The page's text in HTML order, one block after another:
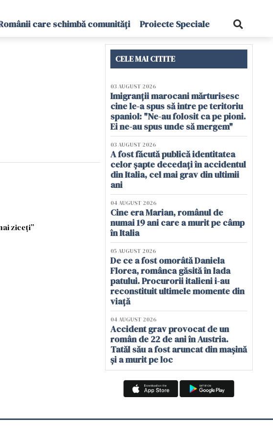
care schimbă comunități Proiecte Speciale
ziceți”
CELE MAI CITITE
03 AUGUST 2026
Imigranții marocani mărturisesc
cine le-a spus să intre pe teritoriu
spaniol: "Ne-au folosit ca pe pioni.
Ei ne-au spus unde să mergem"
03 AUGUST 2026
A fost făcută publică identitatea
celor șapte decedați în accidentul
din Italia, cel mai grav din ultimii
ani
04 AUGUST 2026
Cine era Marian, românul de
numai 19 ani care a murit pe câmp
în Italia
05 AUGUST 2026
De ce a fost omorâtă Daniela
Florea, românca găsită în lada
patului. Procurorii italieni i-au
reconstituit ultimele momente din
viață
04 AUGUST 2026
Accident grav provocat de un
român de 22 de ani în Austria.
Tatăl său a fost aruncat din mașină
și a murit pe loc